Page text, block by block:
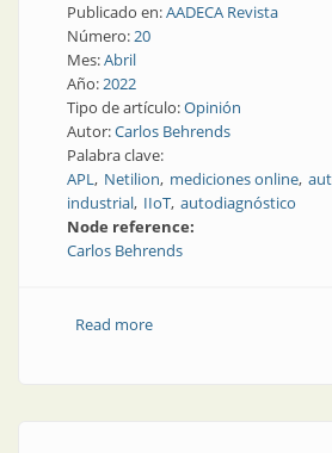
Publicado en:AADECA Revista
Número:20
Mes:Abril
Año:2022
Tipo de artículo:Opinión
Autor:Carlos Behrends
Palabra clave:
APL Netilion mediciones online
industrial IIoT autodiagnóstico
Node reference:
Carlos Behrends
Read moreabout Tendencias en la